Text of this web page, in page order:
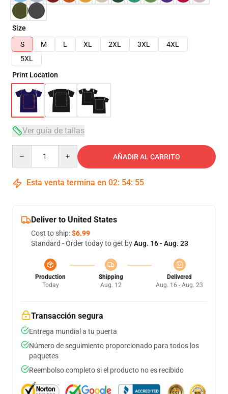
Size
S
M L XL 2XL 3XL
4XL
5XL
Print Location
Ver guía de tallas
AÑADIR AL CARRITO
Esta venta termina en 02: 54: 54
Deliver to United States
Cost to ship:$6.99
Standard - Order today to get byAug. 16 - Aug. 23
Production
Today
Shipping
Aug. 12
Delivered
Aug. 16 - Aug. 23
Transacción segura
Entrega mundial a tu puerta
Número de seguimiento proporcionado para todos los
paquetes
Reembolso completo si el producto no es recibido